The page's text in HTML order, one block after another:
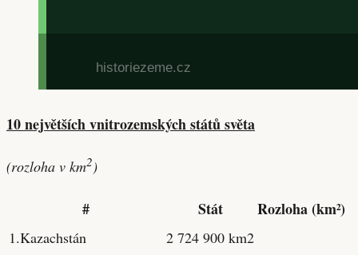
10 největších vnitrozemských států světa
(rozloha v km2)
# Stát Rozloha (km²)
1.Kazachstán
2 724 900 km2